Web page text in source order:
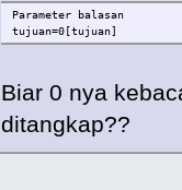
Parameter balasan
tujuan=0[tujuan]
Biar 0 nya
ditangkap??